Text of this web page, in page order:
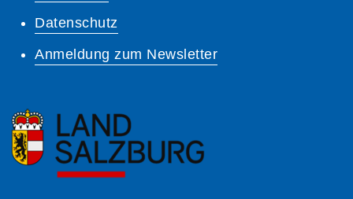
Datenschutz
Anmeldung zum Newsletter